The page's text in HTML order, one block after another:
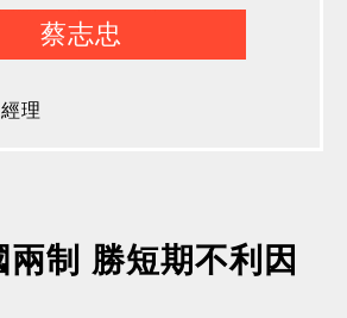
蔡志忠
理
兩制 勝短期不利因